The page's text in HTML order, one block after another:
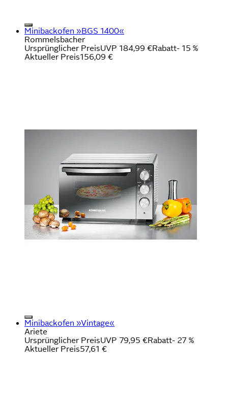
Minibackofen »BGS 1400«
Rommelsbacher
Ursprünglicher PreisUVP 184,99 €Rabatt- 15 %
Aktueller Preis156,09 €
Minibackofen »Vintage«
Ariete
Ursprünglicher PreisUVP 79,95 €Rabatt- 27 %
Aktueller Preis57,61 €